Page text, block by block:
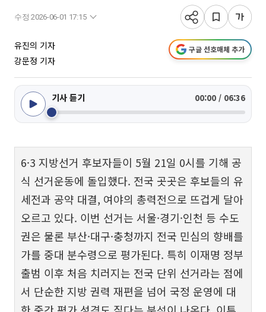
수정 2026-06-01 17:15
유진의 기자
강문정 기자
구글 선호매체 추가
기사 듣기 00:00 / 06:36
6·3 지방선거 후보자들이 5월 21일 0시를 기해 공
식 선거운동에 돌입했다. 전국 곳곳은 후보들의 유
세전과 공약 대결, 여야의 총력전으로 뜨겁게 달아
오르고 있다. 이번 선거는 서울·경기·인천 등 수도
권은 물론 부산·대구·충청까지 전국 민심의 향배를
가를 중대 분수령으로 평가된다. 특히 이재명 정부
출범 이후 처음 치러지는 전국 단위 선거라는 점에
서 단순한 지방 권력 재편을 넘어 국정 운영에 대